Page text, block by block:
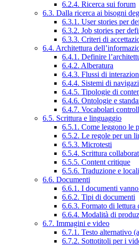
6.2.4. Ricerca sui forum
6.3. Dalla ricerca ai bisogni
6.3.1. User stories per
6.3.2. Job stories per
6.3.3. Criteri di
6.4. Architettura
6.4.1. Definire
6.4.2. Alberatura
6.4.3. Flussi di
6.4.4. Sistemi di
6.4.5. Tipologie di
6.4.6. Ontologie e
6.4.7. Vocabolari
6.5. Scrittura e linguaggio
6.5.1. Come leggono le
6.5.2. Le regole per un
6.5.3. Microtesti
6.5.4. Scrittura
6.5.5. Content critique
6.5.6. Traduzione e
6.6. Documenti
6.6.1. I documenti
6.6.2. Tipi di documenti
6.6.3. Formato di lettura
6.6.4. Modalità di
6.7. Immagini e video
6.7.1. Testo alternativo
6.7.2. Sottotitoli per i